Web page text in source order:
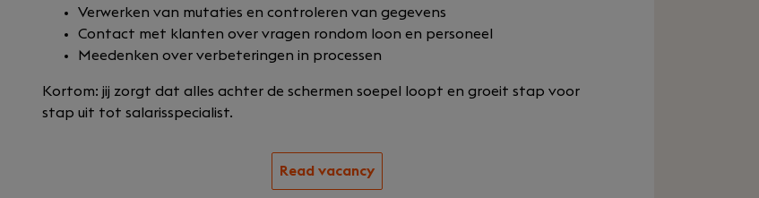
Verwerken van mutaties en controleren van gegevens
Contact met klanten over vragen rondom loon en personeel
Meedenken over verbeteringen in processen
Kortom: jij zorgt dat alles achter de schermen soepel loopt en groeit stap voor
stap uit tot salarisspecialist.
Read vacancy